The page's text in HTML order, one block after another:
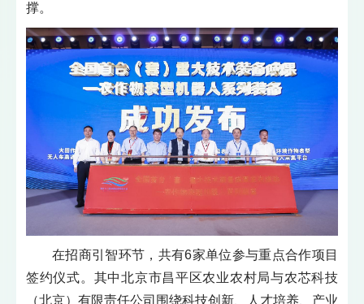
撑。
在招商引智环节，共有6家单位参与重点合作项目
签约仪式。其中北京市昌平区农业农村局与农芯科技
（北京）有限责任公司围绕科技创新、人才培养、产业